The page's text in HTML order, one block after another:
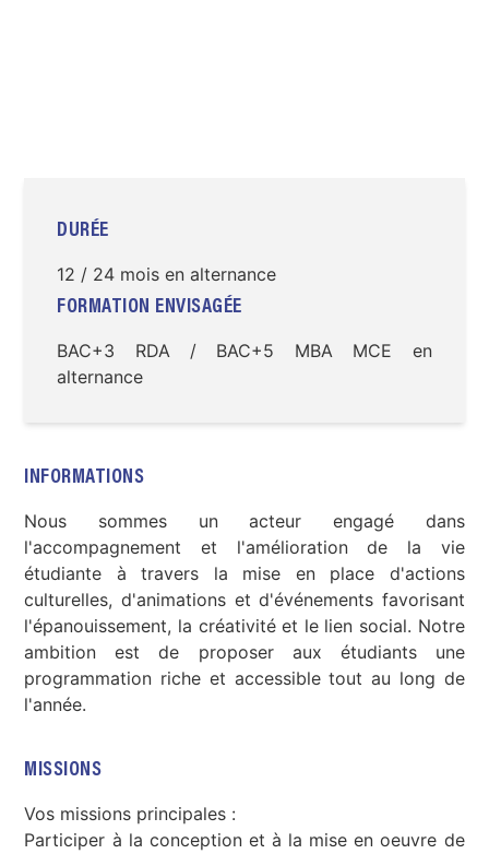
DURÉE
12 / 24 mois en alternance
FORMATION ENVISAGÉE
BAC+3 RDA / BAC+5 MBA MCE en
alternance
INFORMATIONS
Nous sommes un acteur engagé dans
l'accompagnement et l'amélioration de la vie
étudiante à travers la mise en place d'actions
culturelles, d'animations et d'événements favorisant
l'épanouissement, la créativité et le lien social. Notre
ambition est de proposer aux étudiants une
programmation riche et accessible tout au long de
l'année.
MISSIONS
Vos missions principales :
Participer à la conception et à la mise en oeuvre de